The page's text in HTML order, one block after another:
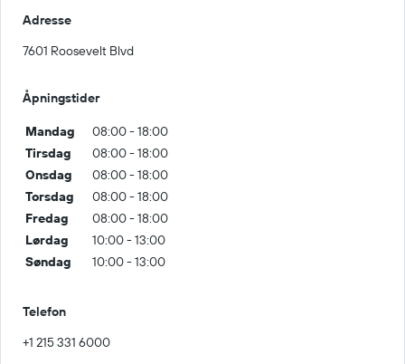
Adresse
7601 Roosevelt Blvd
Åpningstider
Mandag
08:00 - 18:00
Tirsdag
08:00 - 18:00
Onsdag
08:00 - 18:00
Torsdag
08:00 - 18:00
Fredag
08:00 - 18:00
Lørdag
10:00 - 13:00
Søndag
10:00 - 13:00
Telefon
+1 215 331 6000